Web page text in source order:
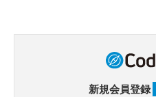
新規会員登録